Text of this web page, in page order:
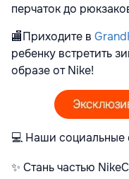
перчаток до
🏬Приходите в
ребенку встретить
образе от Nike!
💻 Наши социальные
✨ Стань частью